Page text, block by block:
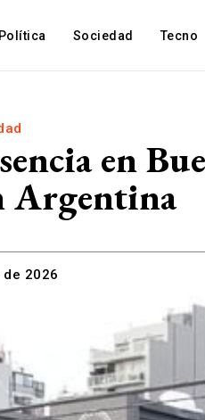
Política Sociedad Tecno
en
Argentina
de 2026